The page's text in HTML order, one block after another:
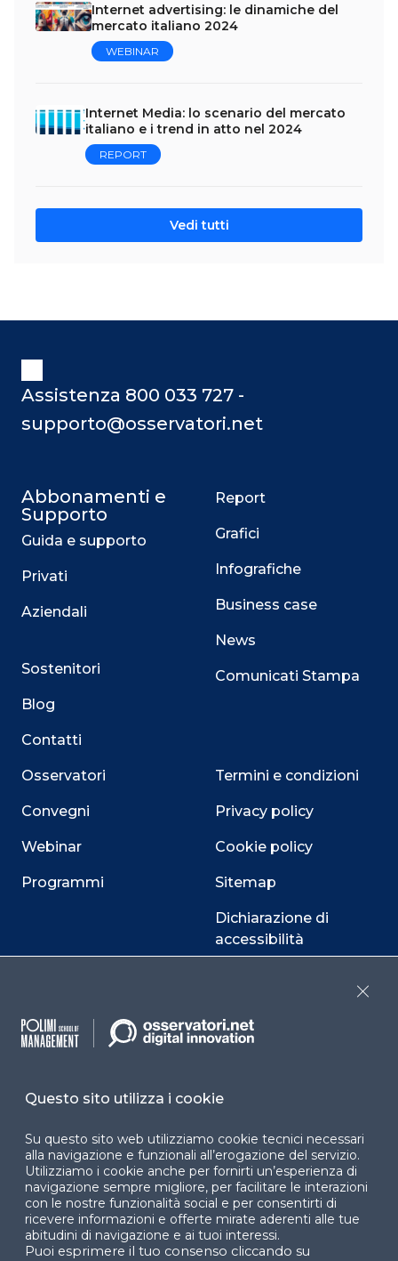
Internet advertising: le dinamiche del
mercato italiano 2024
WEBINAR
Internet Media: lo scenario del mercato
italiano e i trend in atto nel 2024
REPORT
Vedi tutti
Assistenza 800 033 727 -
supporto@osservatori.net
Abbonamenti e
Supporto
Guida e supporto
Privati
Aziendali
Sostenitori
Blog
Contatti
Osservatori
Convegni
Webinar
Programmi
Report
Grafici
Infografiche
Business case
News
Comunicati Stampa
Termini e condizioni
Privacy policy
Cookie policy
Sitemap
Dichiarazione di
accessibilità
YouTube X
Questo sito utilizza i cookie
Su questo sito web utilizziamo cookie tecnici necessari
alla navigazione e funzionali all’erogazione del servizio.
Utilizziamo i cookie anche per fornirti un’esperienza di
navigazione sempre migliore, per facilitare le interazioni
con le nostre funzionalità social e per consentirti di
ricevere informazioni e offerte mirate aderenti alle tue
abitudini di navigazione e ai tuoi interessi.
Puoi esprimere il tuo consenso cliccando su